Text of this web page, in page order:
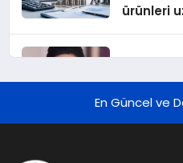
ürünleri
Sonuçları
En Güncel ve